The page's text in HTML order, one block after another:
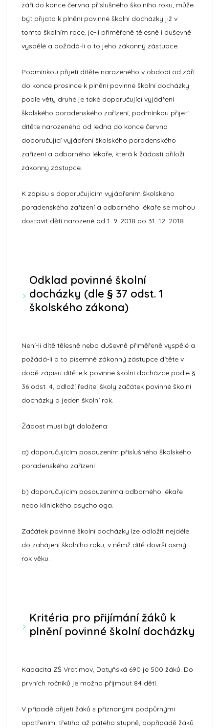
září do konce června příslušného školního roku, může
být přijato k plnění povinné školní docházky již v
tomto školním roce, je-li přiměřeně tělesně i duševně
vyspělé a požádá-li o to jeho zákonný zástupce.
Podmínkou přijetí dítěte narozeného v období od září
do konce prosince k plnění povinné školní docházky
podle věty druhé je také doporučující vyjádření
školského poradenského zařízení, podmínkou přijetí
dítěte narozeného od ledna do konce června
doporučující vyjádření školského poradenského
zařízení a odborného lékaře, která k žádosti přiloží
zákonný zástupce.
K zápisu s doporučujícím vyjádřením školského
poradenského zařízení a odborného lékaře se mohou
dostavit dětí narozené od 1. 9. 2018 do 31. 12. 2018.
Odklad povinné školní
docházky (dle § 37 odst. 1
školského zákona)
Není-li dítě tělesně nebo duševně přiměřeně vyspělé a
požádá-li o to písemně zákonný zástupce dítěte v
době zápisu dítěte k povinné školní docházce podle §
36 odst. 4, odloží ředitel školy začátek povinné školní
docházky o jeden školní rok.
Žádost musí být doložena:
a) doporučujícím posouzením příslušného školského
poradenského zařízení
b) doporučujícím posouzeníma odborného lékaře
nebo klinického psychologa.
Začátek povinné školní docházky lze odložit nejdéle
do zahájení školního roku, v němž dítě dovrší osmý
rok věku.
Kritéria pro přijímání žáků k
plnění povinné školní docházky
Kapacita ZŠ Vratimov, Datyňská 690 je 500 žáků. Do
prvních ročníků je možno přijmout 84 dětí.
V případě přijetí žáků s přiznanými podpůrnými
opatřeními třetího až pátého stupně, popřípadě žáků